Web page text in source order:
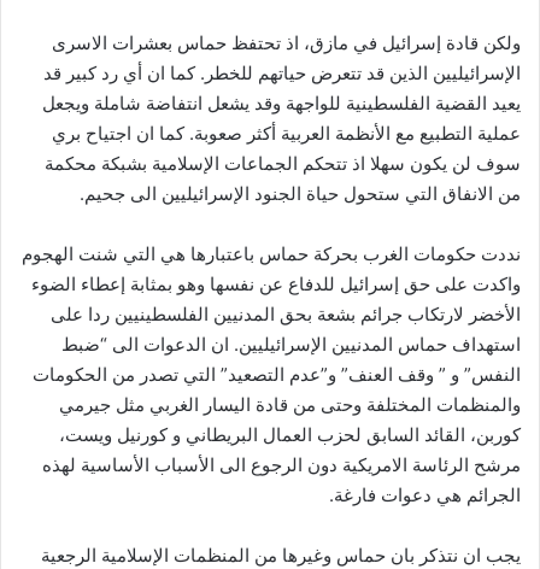
ولكن قادة إسرائيل في مازق، اذ تحتفظ حماس بعشرات الاسرى
الإسرائيليين الذين قد تتعرض حياتهم للخطر. كما ان أي رد كبير قد
يعيد القضية الفلسطينية للواجهة وقد يشعل انتفاضة شاملة ويجعل
عملية التطبيع مع الأنظمة العربية أكثر صعوبة. كما ان اجتياح بري
سوف لن يكون سهلا اذ تتحكم الجماعات الإسلامية بشبكة محكمة
من الانفاق التي ستحول حياة الجنود الإسرائيليين الى جحيم.
نددت حكومات الغرب بحركة حماس باعتبارها هي التي شنت الهجوم
واكدت على حق إسرائيل للدفاع عن نفسها وهو بمثابة إعطاء الضوء
الأخضر لارتكاب جرائم بشعة بحق المدنيين الفلسطينيين ردا على
استهداف حماس المدنيين الإسرائيليين. ان الدعوات الى “ضبط
النفس” و ” وقف العنف” و”عدم التصعيد” التي تصدر من الحكومات
والمنظمات المختلفة وحتى من قادة اليسار الغربي مثل جيرمي
كوربن، القائد السابق لحزب العمال البريطاني و كورنيل ويست،
مرشح الرئاسة الامريكية دون الرجوع الى الأسباب الأساسية لهذه
الجرائم هي دعوات فارغة.
يجب ان نتذكر بان حماس وغيرها من المنظمات الإسلامية الرجعية